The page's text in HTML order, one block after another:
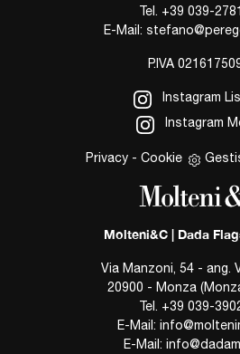
Tel. +39 039-
E-Mail:
P.IVA
Instagram
Instagram
Privacy - Cookie
Molteni&C | Dada
Via Manzoni, 54 - ang.
20900 - Monza
Tel. +39 039-
E-Mail:
E-Mail: